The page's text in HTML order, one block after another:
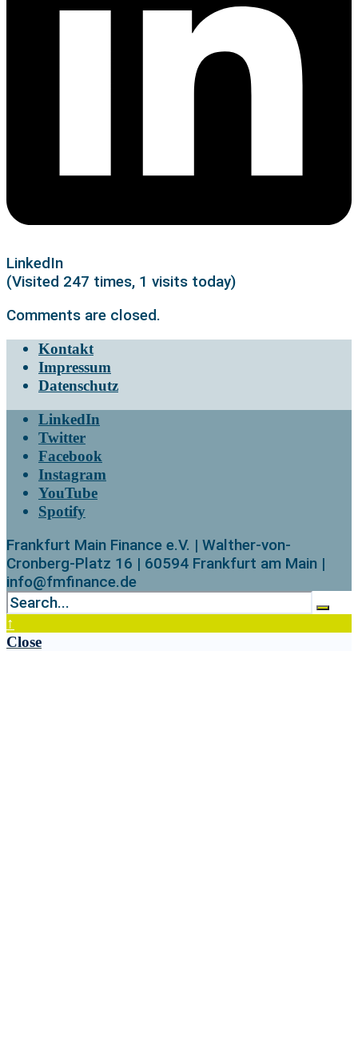
LinkedIn
(Visited 247 times, 1 visits today)
Comments are closed.
Kontakt
Impressum
Datenschutz
LinkedIn
Twitter
Facebook
Instagram
YouTube
Spotify
Frankfurt Main Finance e.V. | Walther-von-
Cronberg-Platz 16 | 60594 Frankfurt am Main |
info@fmfinance.de
↑
Close